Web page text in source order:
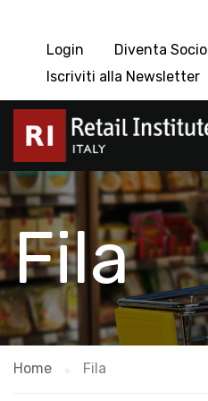
Login
Diventa Socio
Iscriviti alla Newsletter
Fila
Home Fila